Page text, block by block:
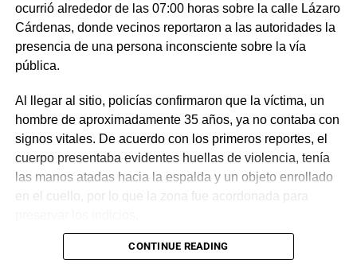
ocurrió alrededor de las 07:00 horas sobre la calle Lázaro
Cárdenas, donde vecinos reportaron a las autoridades la
presencia de una persona inconsciente sobre la vía
pública.
Al llegar al sitio, policías confirmaron que la víctima, un
hombre de aproximadamente 35 años, ya no contaba con
signos vitales. De acuerdo con los primeros reportes, el
cuerpo presentaba evidentes huellas de violencia, tenía
las manos atadas hacia la espalda y un objeto enrollado
en el cuello, por lo que la zona fue acordonada para
Las primeras investigaciones apuntan a que el hombre
CONTINUE READING